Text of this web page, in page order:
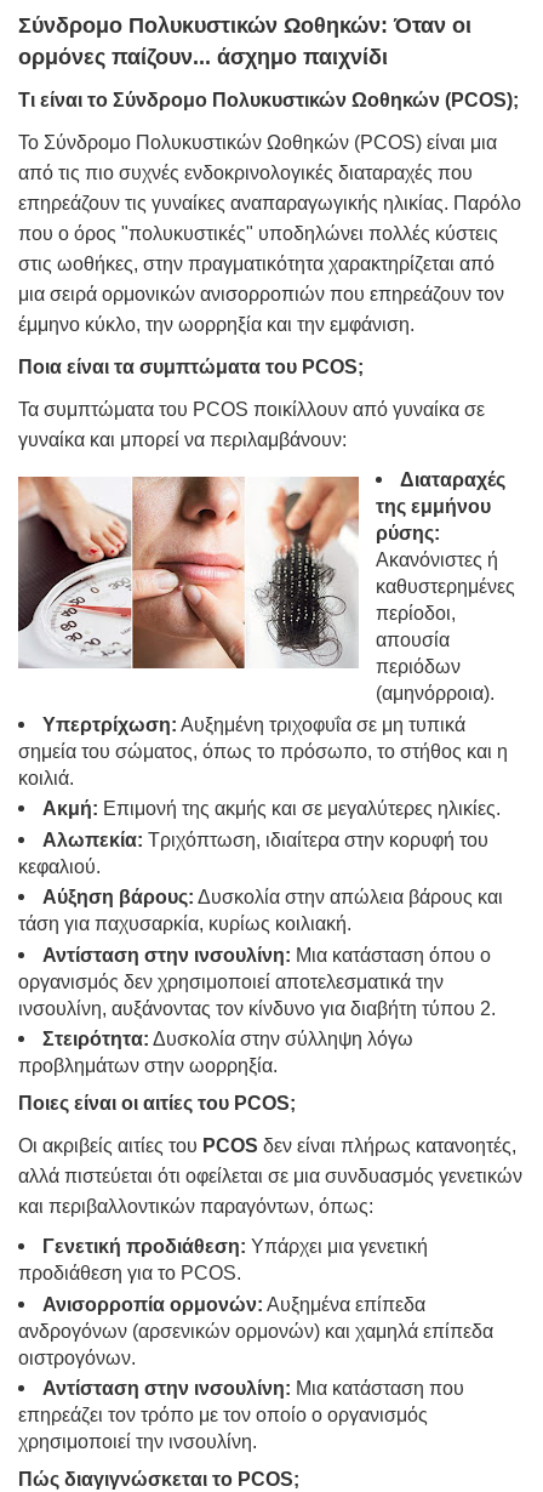
Σύνδρομο Πολυκυστικών Ωοθηκών: Όταν οι
ορμόνες παίζουν... άσχημο παιχνίδι
Τι είναι το Σύνδρομο Πολυκυστικών Ωοθηκών (PCOS);
Το Σύνδρομο Πολυκυστικών Ωοθηκών (PCOS) είναι μια
από τις πιο συχνές ενδοκρινολογικές διαταραχές που
επηρεάζουν τις γυναίκες αναπαραγωγικής ηλικίας. Παρόλο
που ο όρος "πολυκυστικές" υποδηλώνει πολλές κύστεις
στις ωοθήκες, στην πραγματικότητα χαρακτηρίζεται από
μια σειρά ορμονικών ανισορροπιών που επηρεάζουν τον
έμμηνο κύκλο, την ωορρηξία και την εμφάνιση.
Ποια είναι τα συμπτώματα του PCOS;
Τα συμπτώματα του PCOS ποικίλλουν από γυναίκα σε
γυναίκα και μπορεί να περιλαμβάνουν:
Διαταραχές
της εμμήνου
ρύσης:
Ακανόνιστες ή
καθυστερημένες
περίοδοι,
απουσία
περιόδων
(αμηνόρροια).
Υπερτρίχωση: Αυξημένη τριχοφυΐα σε μη τυπικά
σημεία του σώματος, όπως το πρόσωπο, το στήθος και η
κοιλιά.
Ακμή: Επιμονή της ακμής και σε μεγαλύτερες ηλικίες.
Αλωπεκία: Τριχόπτωση, ιδιαίτερα στην κορυφή του
κεφαλιού.
Αύξηση βάρους: Δυσκολία στην απώλεια βάρους και
τάση για παχυσαρκία, κυρίως κοιλιακή.
Αντίσταση στην ινσουλίνη: Μια κατάσταση όπου ο
οργανισμός δεν χρησιμοποιεί αποτελεσματικά την
ινσουλίνη, αυξάνοντας τον κίνδυνο για διαβήτη τύπου 2.
Στειρότητα: Δυσκολία στην σύλληψη λόγω
προβλημάτων στην ωορρηξία.
Ποιες είναι οι αιτίες του PCOS;
Οι ακριβείς αιτίες του PCOS δεν είναι πλήρως κατανοητές,
αλλά πιστεύεται ότι οφείλεται σε μια συνδυασμός γενετικών
και περιβαλλοντικών παραγόντων, όπως:
Γενετική προδιάθεση: Υπάρχει μια γενετική
προδιάθεση για το PCOS.
Ανισορροπία ορμονών: Αυξημένα επίπεδα
ανδρογόνων (αρσενικών ορμονών) και χαμηλά επίπεδα
οιστρογόνων.
Αντίσταση στην ινσουλίνη: Μια κατάσταση που
επηρεάζει τον τρόπο με τον οποίο ο οργανισμός
χρησιμοποιεί την ινσουλίνη.
Πώς διαγιγνώσκεται το PCOS;